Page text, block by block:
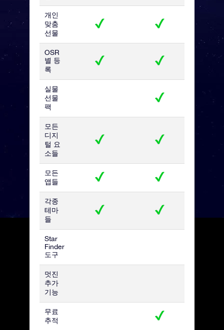
개인
맞춤
선물
OSR
별 등
록
실물
선물
팩
모든
디지
털 요
소들
모든
앱들
각종
테마
들
Star
Finder
도구
멋진
추가
기능
무료
추적